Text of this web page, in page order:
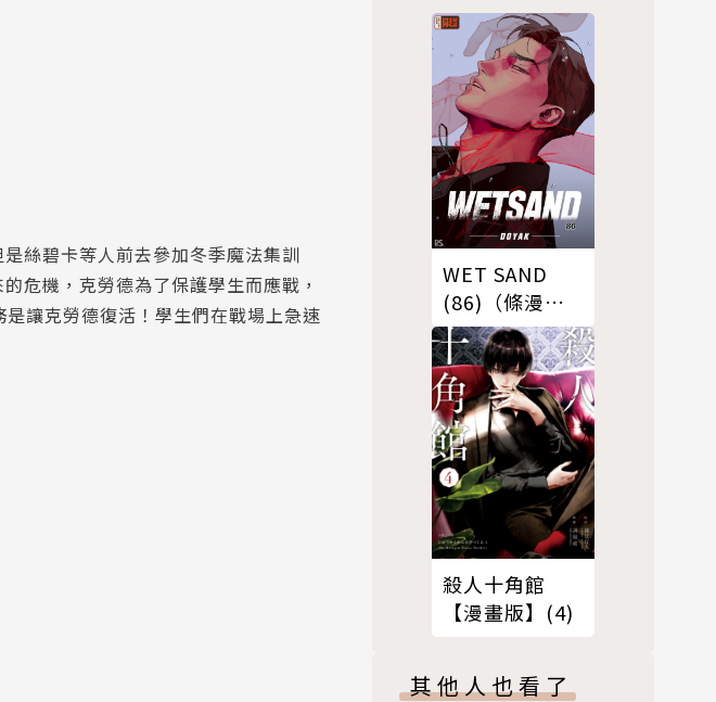
絲碧卡等人前去參加冬季魔法集訓
危機，克勞德為了保護學生而應戰，
讓克勞德復活！學生們在戰場上急速
WET SAND
(86)（條漫
版）
殺人十角館
【漫畫版】(4)
其他人也看了